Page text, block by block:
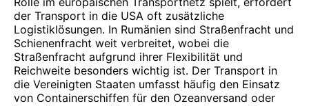
der Transport in die USA oft zusätzliche
Logistiklösungen. In Rumänien sind Straßenfracht und
Schienenfracht weit verbreitet, wobei die
Straßenfracht aufgrund ihrer Flexibilität und
Reichweite besonders wichtig ist. Der Transport in
die Vereinigten Staaten umfasst häufig den Einsatz
von Containerschiffen für den Ozeanversand oder